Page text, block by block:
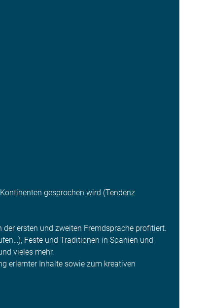
gesprochen wird (Tendenz
ersten und zweiten Fremdsprache profitiert.
Feste und Traditionen in Spanien und
vieles mehr.
erlernter Inhalte sowie zum kreativen